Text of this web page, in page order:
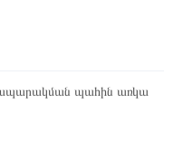
պահին առկա